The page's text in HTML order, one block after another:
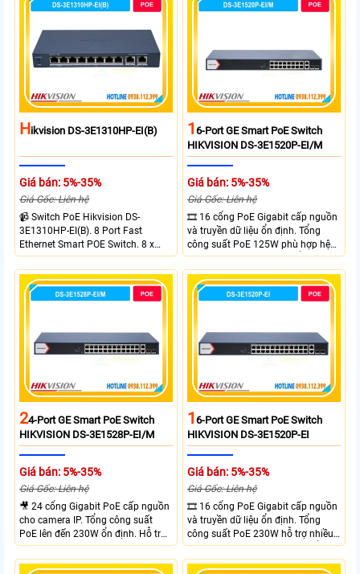
HIkvision DS-3E1310HP-EI(B)
Giá bán: 5%-35%
Giá Gốc: Liên hệ
📹 Switch PoE Hikvision DS-
3E1310HP-EI(B). 8 Port Fast
Ethernet Smart POE Switch. 8 x
10/100M PoE Ports, 2 x Gigabit
Uplink Ports.
16-Port GE Smart PoE Switch
HIKVISION DS-3E1520P-EI/M
Giá bán: 5%-35%
Giá Gốc: Liên hệ
🎞 16 cổng PoE Gigabit cấp nguồn
và truyền dữ liệu ổn định. Tổng
công suất PoE 125W phù hợp hệ
thống camera IP vừa. 2 cổng RJ45
Gigabit và 2 cổng quang SFP mở
rộng linh hoạt. Hỗ trợ truyền PoE
xa tối đa lên đến 300 mét.
24-Port GE Smart PoE Switch
HIKVISION DS-3E1528P-EI/M
Giá bán: 5%-35%
Giá Gốc: Liên hệ
🎥 24 cổng Gigabit PoE cấp nguồn
cho camera IP. Tổng công suất
PoE lên đến 230W ổn định. Hỗ trợ
truyền PoE xa đến 300 mét. Băng
thông chuyển mạch đạt 68 Gbps
16-Port GE Smart PoE Switch
HIKVISION DS-3E1520P-EI
Giá bán: 5%-35%
Giá Gốc: Liên hệ
🎞 16 cổng PoE Gigabit cấp nguồn
và truyền dữ liệu ổn định. Tổng
công suất PoE 230W hỗ trợ nhiều
thiết bị cùng lúc. Tốc độ chuyển
mạch 68Gbps đảm bảo hiệu suất